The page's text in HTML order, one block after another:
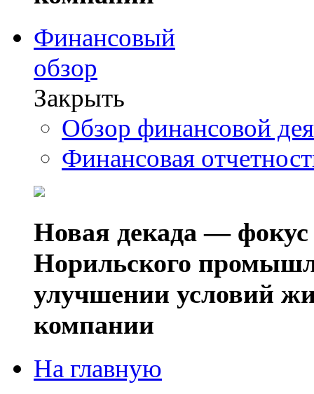
Финансовый
обзор
Закрыть
Обзор финансовой
Финансовая
Новая декада — фокус
Норильского
улучшении условий
компании
На главную